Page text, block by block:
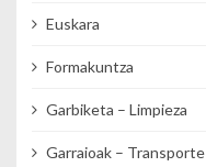
Euskara
Formakuntza
Garbiketa – Limpieza
Garraioak – Transporte